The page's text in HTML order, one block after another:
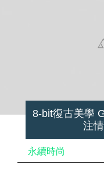
8-bit復古美學
注
永續時尚